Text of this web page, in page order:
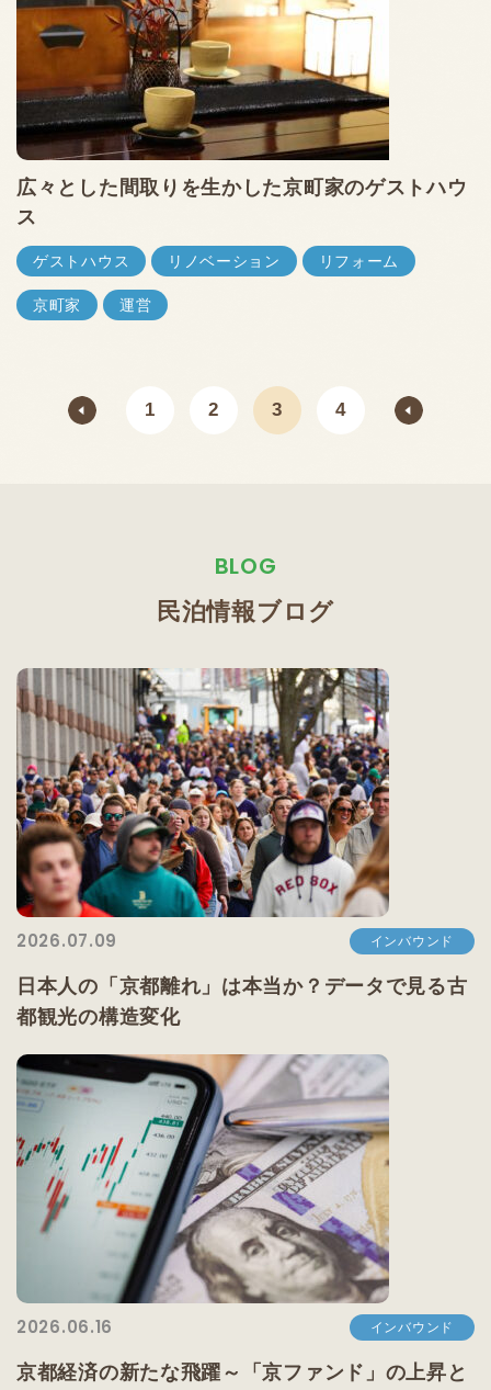
広々とした間取りを生かした京町家のゲストハウ
ス
ゲストハウス リノベーション リフォーム
京町家 運営
1 2 3 4
BLOG
民泊情報ブログ
2026.07.09 インバウンド
日本人の「京都離れ」は本当か？データで見る古
都観光の構造変化
2026.06.16 インバウンド
京都経済の新たな飛躍～「京ファンド」の上昇と